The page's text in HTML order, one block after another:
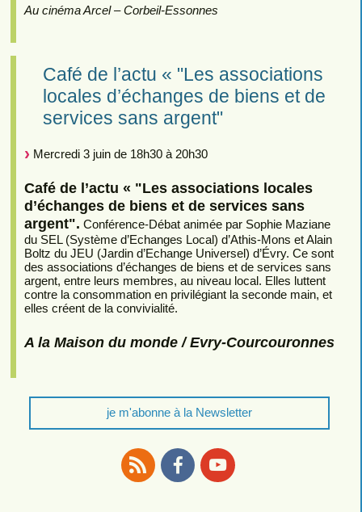
Au cinéma Arcel – Corbeil-Essonnes
Café de l’actu « "Les associations
locales d’échanges de biens et de
services sans argent"
Mercredi 3 juin de 18h30 à 20h30
Café de l’actu « "Les associations locales
d’échanges de biens et de services sans
argent". Conférence-Débat animée par Sophie Maziane
du SEL (Système d’Echanges Local) d’Athis-Mons et Alain
Boltz du JEU (Jardin d’Echange Universel) d’Évry. Ce sont
des associations d’échanges de biens et de services sans
argent, entre leurs membres, au niveau local. Elles luttent
contre la consommation en privilégiant la seconde main, et
elles créent de la convivialité.
A la Maison du monde / Evry-Courcouronnes
je m'abonne à la Newsletter